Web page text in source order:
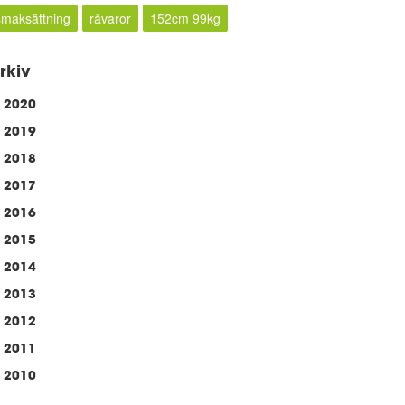
råvaror 152cm 99kg
2020
2019
2018
2017
2016
2015
2014
2013
2012
2011
2010